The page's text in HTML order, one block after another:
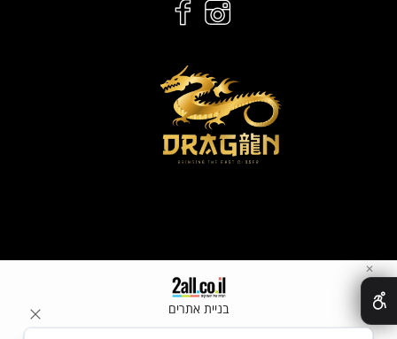
בניית אתרים
✕